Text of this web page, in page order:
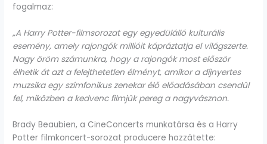
fogalmaz:
„A Harry Potter-filmsorozat egy egyedülálló kulturális
esemény, amely rajongók millióit kápráztatja el világszerte.
Nagy öröm számunkra, hogy a rajongók most először
élhetik át azt a felejthetetlen élményt, amikor a díjnyertes
muzsika egy szimfonikus zenekar élő előadásában csendül
fel, miközben a kedvenc filmjük pereg a nagyvásznon.
Brady Beaubien, a CineConcerts munkatársa és a Harry
Potter filmkoncert-sorozat producere hozzátette: